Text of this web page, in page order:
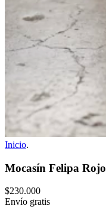
Inicio.
Mocasín Felipa Rojo
$230.000
Envío gratis